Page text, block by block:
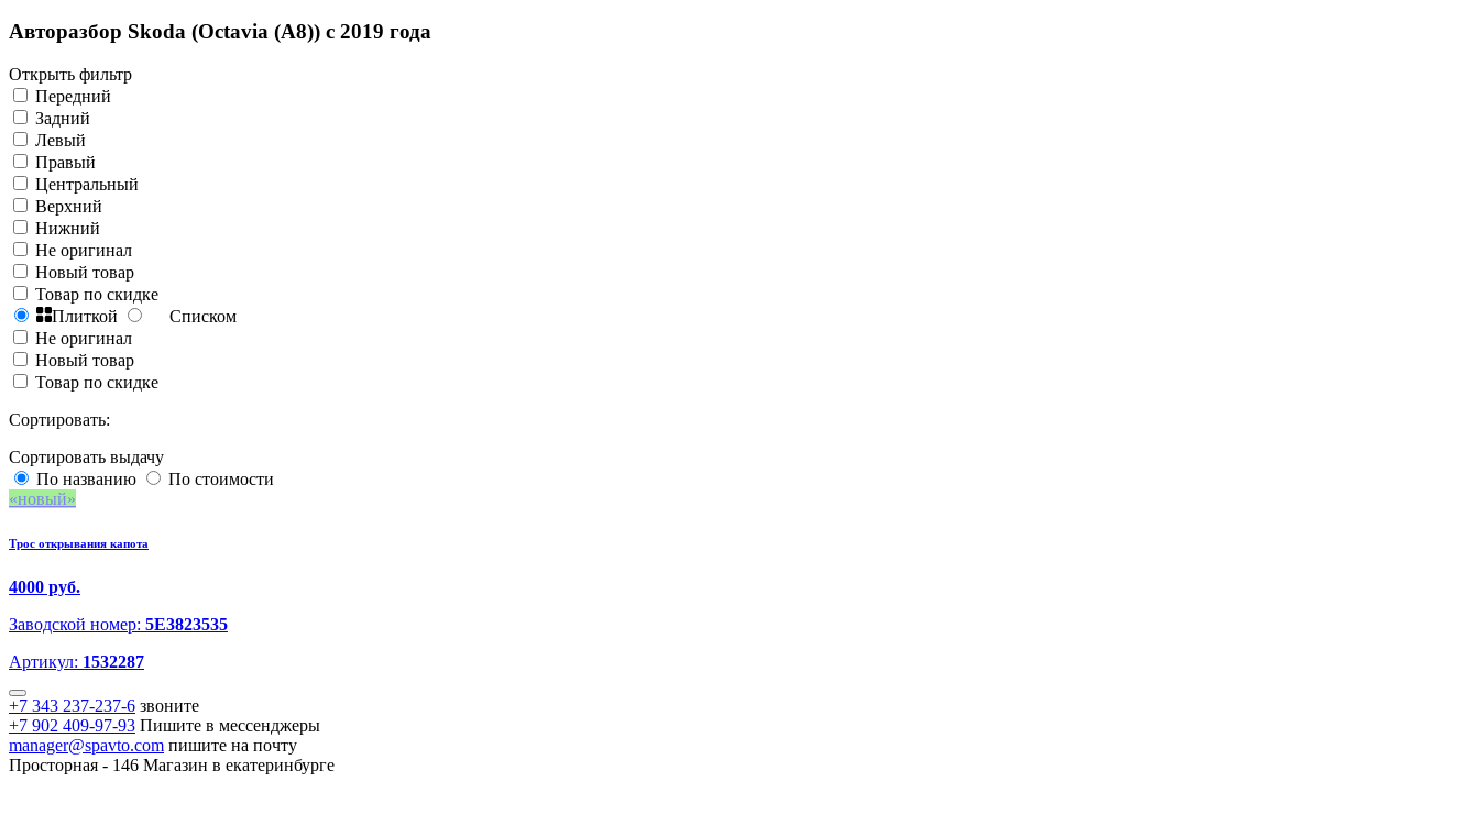
Авторазбор Skoda (Octavia (A8)) с 2019 года
Открыть фильтр
Передний
Задний
Левый
Правый
Центральный
Верхний
Нижний
Не оригинал
Новый товар
Товар по скидке
Плиткой
Списком
Не оригинал
Новый товар
Товар по скидке
Сортировать:
Сортировать выдачу
По названию
По стоимости
новый
Трос открывания капота
4000 руб.
Заводской номер: 5E3823535
Артикул: 1532287
+7 343 237-237-6 звоните
+7 902 409-97-93 Пишите в мессенджеры
manager@spavto.com пишите на почту
Просторная - 146 Магазин в екатеринбурге